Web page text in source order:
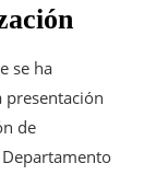
se ha
presentación
de